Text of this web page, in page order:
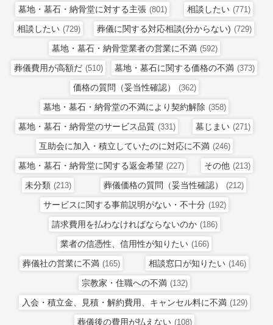
墓地・墓石・納骨堂に対する主張 (801) 相談したい (771)
相談したい (729) 葬儀に関する対応相談(分からない) (729)
墓地・墓石・納骨堂業者の営業に不満 (592)
葬儀費用が高額だ (510) 墓地・墓石に関する価格の不満 (373)
価格の質問（妥当性確認） (362)
墓地・墓石・納骨堂の不満により契約解除 (358)
墓地・墓石・納骨堂のサービス品質 (331) 墓じまい (271)
互助会に加入・積立していたのに対応に不満 (246)
墓地・墓石・納骨堂に関する返金希望 (227) その他 (213)
未分類 (213) 葬儀価格の質問（妥当性確認） (212)
サービスに関する事前説明がない・不十分 (192)
請求費用を払わなければならないのか (186)
業者の信憑性、信用性が知りたい (166)
葬儀社の営業に不満 (165) 相談窓口が知りたい (146)
宗教家・住職への不満 (132)
入会・積立金、見積・解約費用、キャンセル料に不満 (129)
葬儀後の費用が払えない (108)